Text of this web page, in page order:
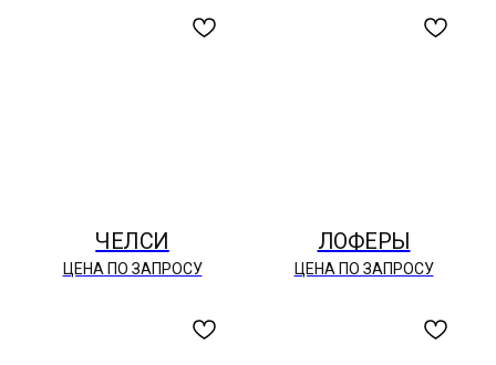
ЧЕЛСИ
ЦЕНА ПО ЗАПРОСУ
ЛОФЕРЫ
ЦЕНА ПО ЗАПРОСУ